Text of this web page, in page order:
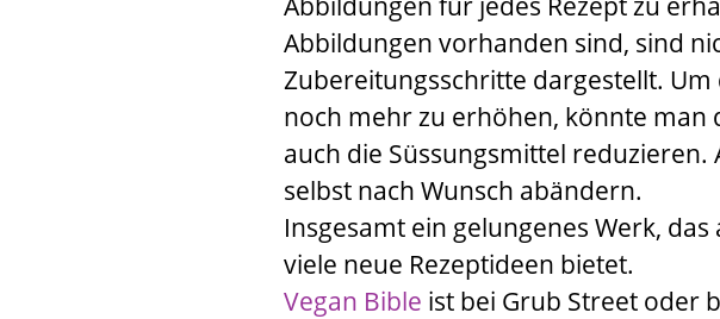
Abbildungen vorhanden sind, sind
Zubereitungsschritte dargestellt.
noch mehr zu erhöhen, könnte man
auch die Süssungsmittel
selbst nach Wunsch abändern.
Insgesamt ein gelungenes Werk,
viele neue Rezeptideen bietet.
Vegan Bible ist bei Grub Street oder